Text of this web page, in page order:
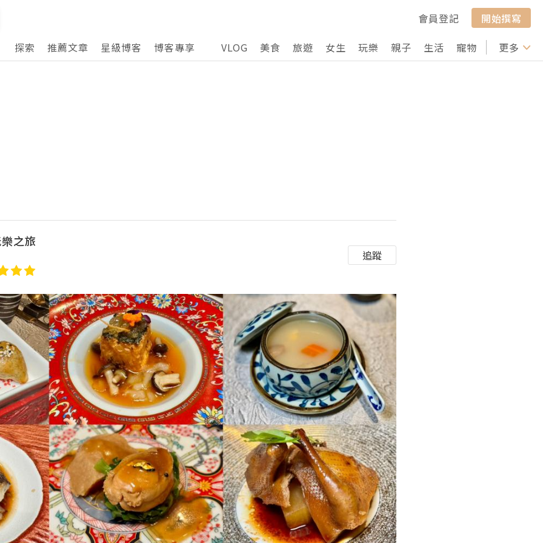
會員登記
開始撰寫
探索
推薦文章 星級博客 博客專享 VLOG 美食 旅遊 女生 玩樂 親子 生活 寵物 行山 打卡
更多
之旅
追蹤